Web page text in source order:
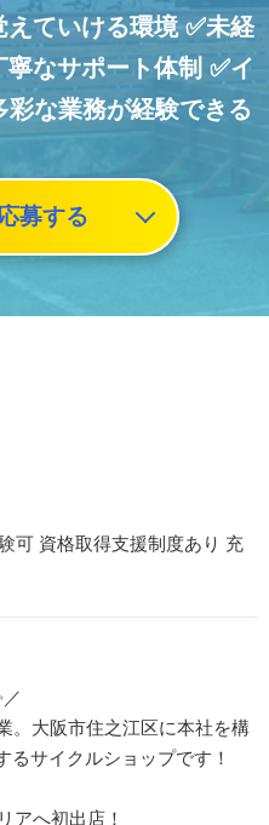
えていける環境✅未経
なサポート体制 ✅イ
な業務が経験できる
募する
可 資格取得支援制度あり 充
。大阪市住之江区に本社を構
るサイクルショップです！
アへ初出店！